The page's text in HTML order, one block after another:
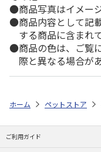
商品写真はイメー
商品内容として記
する商品に含まれ
商品の色は、ご覧
際と異なる場合が
ホーム ペットストア
ご利用ガイド